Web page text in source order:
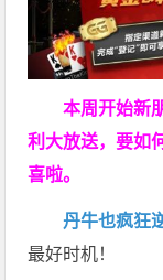
本周开始新
利大放送，要如
喜啦。
丹牛也疯狂
最好时机！